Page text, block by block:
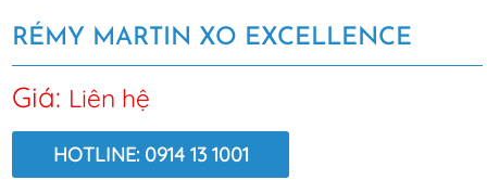
RÉMY MARTIN XO EXCELLENCE
Giá: Liên hệ
HOTLINE: 0914 13 1001